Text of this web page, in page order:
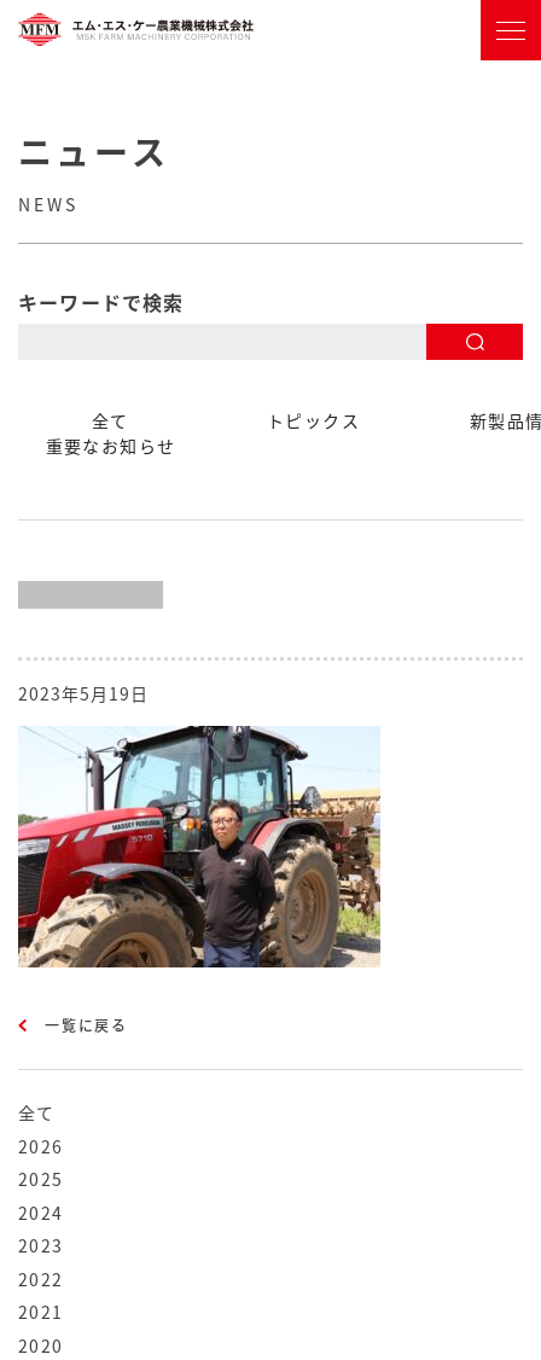
ニュース
NEWS
キーワードで検索
全て トピックス
新製品
重要なお知らせ
全て
2026
2025
2024
2023
2022
2021
2020
2023年5月19日
一覧に戻る